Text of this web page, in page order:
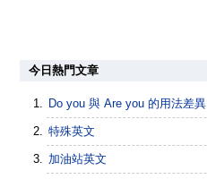
今日熱門文章
Do you 與 Are you 的用法差異
特殊英文
加油站英文